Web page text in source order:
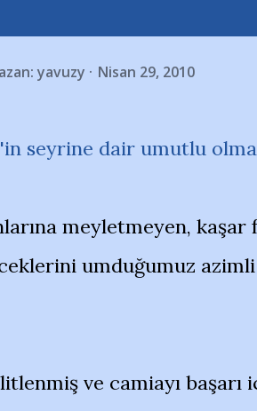
yavuzy Nisan 29, 2010
seyrine dair umutlu
meyletmeyen,
umduğumuz
ve camiayı